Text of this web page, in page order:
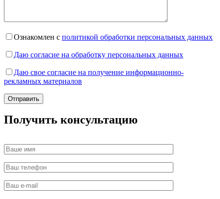
Ознакомлен с политикой обработки персональных данных
Даю согласие на обработку персональных данных
Даю свое согласие на получение информационно-
рекламных материалов
Получить консультацию